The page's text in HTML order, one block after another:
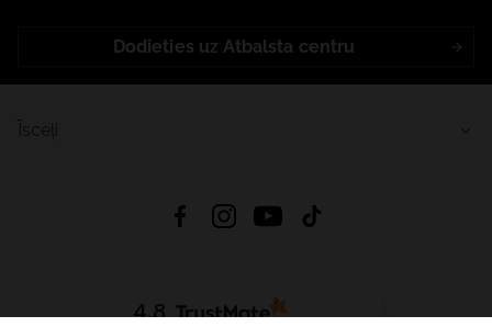
Dodieties uz Atbalsta centru
4.8